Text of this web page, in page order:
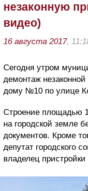
незаконную
видео)
16 августа 2017,
Сегодня утром
демонтаж
дому №10 по улице
Строение площадью
на городской земле
документов. Кроме
депутат городского
владелец